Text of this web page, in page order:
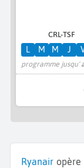
CRL-TSF
programme jusqu'
L M M J
Ryanair opère